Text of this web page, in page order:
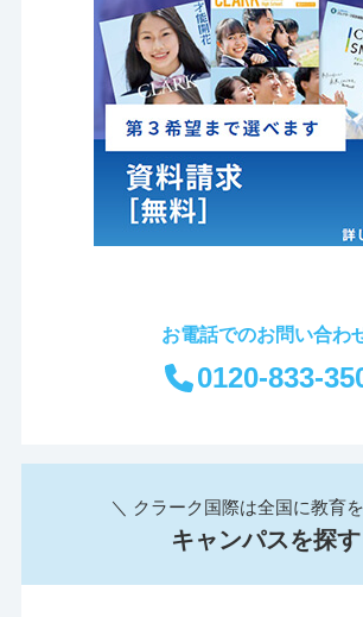
お電話でのお問い合わ
0120-833-
＼ クラーク国際は全国に教育
キャンパスを探す